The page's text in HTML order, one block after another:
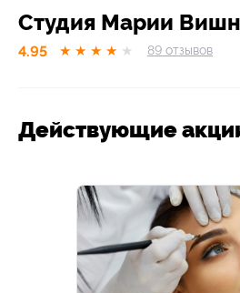
Студия Марии
4.95 ★ ★ ★ ★ ★ 89 отзывов
Действующие